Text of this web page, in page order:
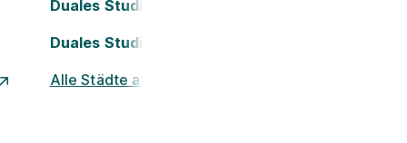
Duales Studium Köln
Duales Studium Nürnberg
Alle Städte ansehen